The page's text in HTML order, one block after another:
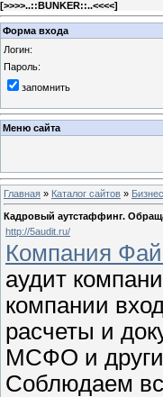
[>>>>..::BUNKER::..<<<<]
Форма входа
Логин:
Пароль:
запомнить
Меню сайта
Главная » Каталог сайтов »
Кадровый аутстаффинг.
http://5audit.ru/
Компания
аудит
компании
расчеты и
МСФО и
Соблюдаем